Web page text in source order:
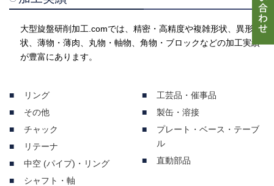
大型旋盤研削加工.comでは、精密・高精度や複雑形状、異形
状、薄物・薄肉、丸物・軸物、角物・ブロックなどの加工実績
が豊富にあります。
リング
その他
チャック
リテーナ
中空 (パイプ)・リング
シャフト・軸
工芸品・催事品
製缶・溶接
プレート・ベース・テーブ
ル
直動部品